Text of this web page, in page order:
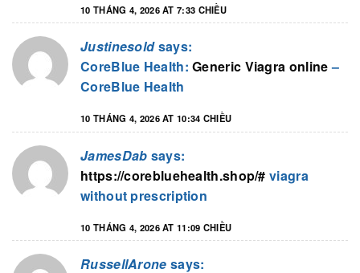
10 THÁNG 4, 2026 AT 7:33 CHIỀU
Justinesold says:
CoreBlue Health:Generic Viagra online–
CoreBlue Health
10 THÁNG 4, 2026 AT 10:34 CHIỀU
JamesDab says:
https://corebluehealth.shop/# viagra
without prescription
10 THÁNG 4, 2026 AT 11:09 CHIỀU
RussellArone says: